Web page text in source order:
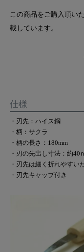
この商品をご購入頂い
載しています。
仕様
・刃先：ハイス鋼
・柄：サクラ
・柄の長さ：180mm
・刃の先出し寸法：約40
・刃先は細く折れやすい
・刃先キャップ付き